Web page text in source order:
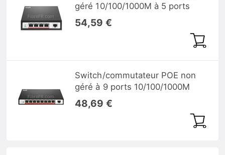
géré 10/100/1000M à 5 ports
54,59 €
Switch/commutateur POE non
géré à 9 ports 10/100/1000M
48,69 €